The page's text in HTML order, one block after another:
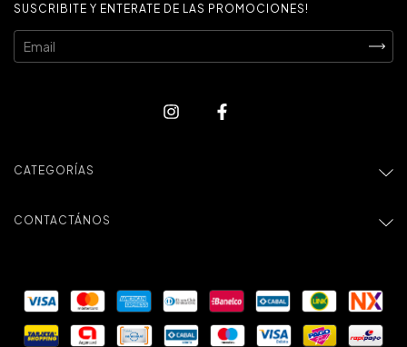
SUSCRIBITE Y ENTERATE DE LAS PROMOCIONES!
CATEGORÍAS
CONTACTÁNOS